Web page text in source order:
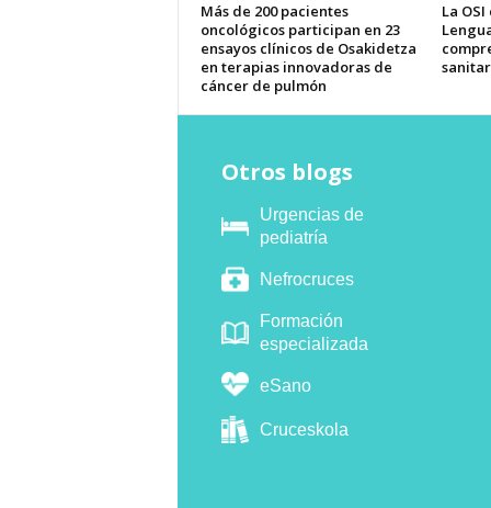
Más de 200 pacientes
oncológicos participan en 23
ensayos clínicos de Osakidetza
en terapias innovadoras de
cáncer de pulmón
La
Otros blogs
Urgencias de
pediatría
Nefrocruces
Formación
especializada
eSano
Cruceskola